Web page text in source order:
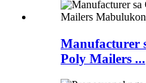
Manufacturer
Poly Mailers ...